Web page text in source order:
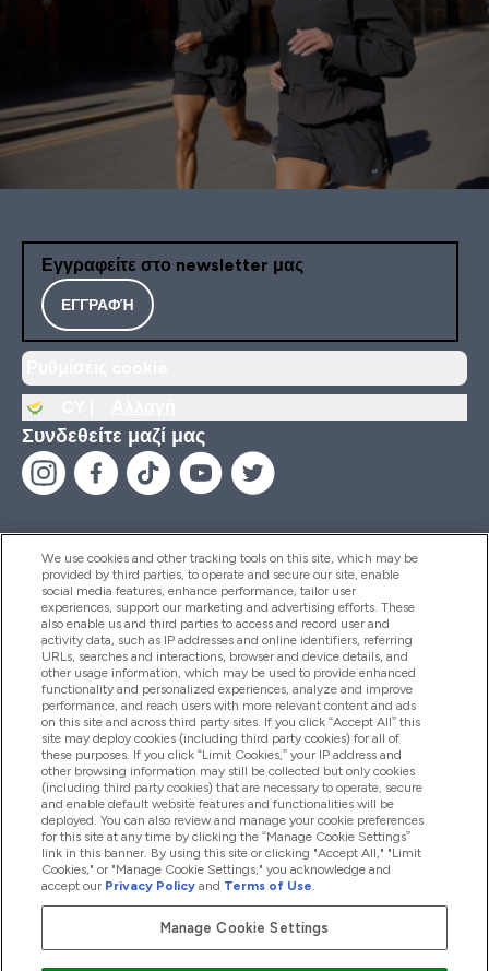
Εγγραφείτε στο newsletter μας
ΕΓΓΡΑΦΉ
Συνδεθείτε μαζί μας
Βοήθεια & Πληροφορίες
Προϊόντα
Εταιρικές Πληροφορίες
Εκπτώσεις & Ανταμοιβές
2026 The Hut.com Ltd
We use cookies and other tracking tools on this site, which may be
provided by third parties, to operate and secure our site, enable
social media features, enhance performance, tailor user
experiences, support our marketing and advertising efforts. These
also enable us and third parties to access and record user and
activity data, such as IP addresses and online identifiers, referring
URLs, searches and interactions, browser and device details, and
other usage information, which may be used to provide enhanced
functionality and personalized experiences, analyze and improve
performance, and reach users with more relevant content and ads
on this site and across third party sites. If you click “Accept All” this
site may deploy cookies (including third party cookies) for all of
these purposes. If you click “Limit Cookies,” your IP address and
other browsing information may still be collected but only cookies
(including third party cookies) that are necessary to operate, secure
and enable default website features and functionalities will be
deployed. You can also review and manage your cookie preferences
for this site at any time by clicking the “Manage Cookie Settings”
link in this banner. By using this site or clicking "Accept All," "Limit
Cookies," or "Manage Cookie Settings," you acknowledge and
accept our Privacy Policy and Terms of Use.
Manage Cookie Settings